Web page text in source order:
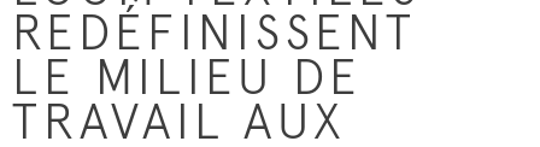
REDÉFINISSENT
LE MILIEU DE
TRAVAIL AUX